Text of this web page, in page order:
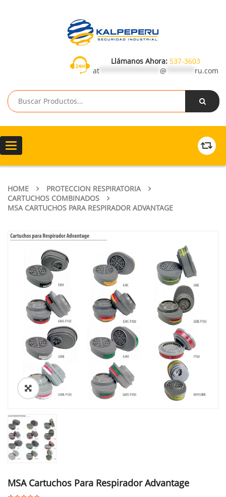
Llámanos Ahora: 537-3603
at
@ ru.com
Toggle
navigation
HOME
PROTECCION RESPIRATORIA
CARTUCHOS COMBINADOS
MSA CARTUCHOS PARA RESPIRADOR ADVANTAGE
MSA Cartuchos Para Respirador Advantage